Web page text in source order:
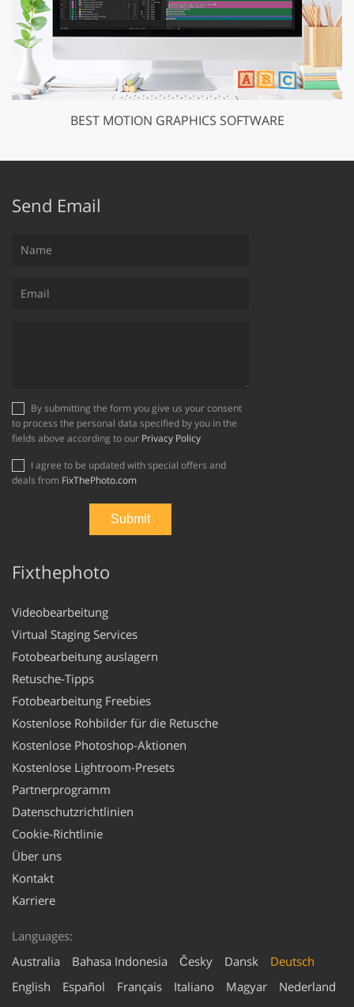
BEST MOTION GRAPHICS SOFTWARE
Send Email
to process the personal data specified by you in the
fields above according to our Privacy Policy
deals from FixThePhoto.com
Fixthephoto
Videobearbeitung
Virtual Staging Services
Fotobearbeitung auslagern
Retusche-Tipps
Fotobearbeitung Freebies
Kostenlose Rohbilder für die Retusche
Kostenlose Photoshop-Aktionen
Kostenlose Lightroom-Presets
Partnerprogramm
Datenschutzrichtlinien
Cookie-Richtlinie
Über uns
Kontakt
Karriere
Languages:
Australia
Bahasa Indonesia Česky Dansk
Deutsch
English
Español Français Italiano Magyar
Nederland